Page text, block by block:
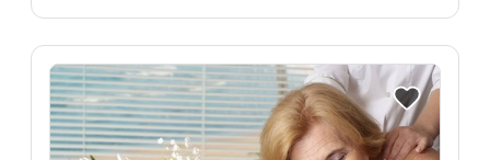
Reise auf